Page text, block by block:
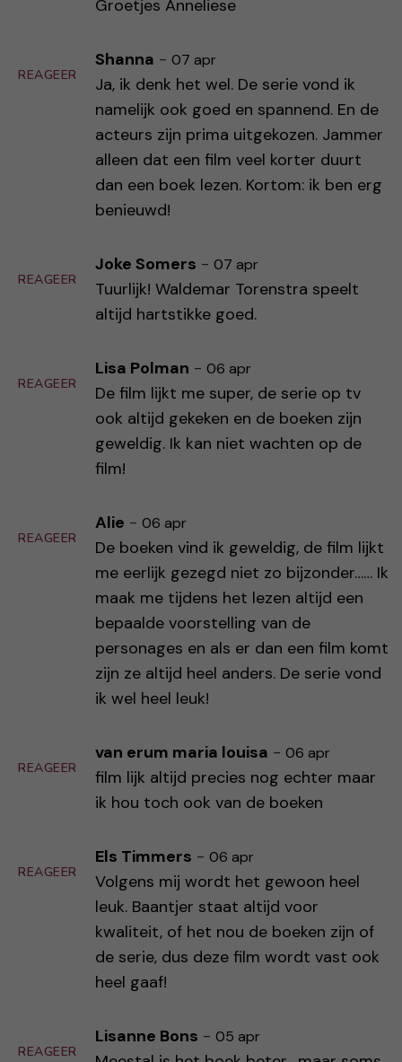
Groetjes Anneliese
REAGEER
Shanna - 07 apr
Ja, ik denk het wel. De serie vond ik
namelijk ook goed en spannend. En de
acteurs zijn prima uitgekozen. Jammer
alleen dat een film veel korter duurt
dan een boek lezen. Kortom: ik ben erg
benieuwd!
REAGEER
Joke Somers - 07 apr
Tuurlijk! Waldemar Torenstra speelt
altijd hartstikke goed.
REAGEER
Lisa Polman - 06 apr
De film lijkt me super, de serie op tv
ook altijd gekeken en de boeken zijn
geweldig. Ik kan niet wachten op de
film!
REAGEER
Alie - 06 apr
De boeken vind ik geweldig, de film lijkt
me eerlijk gezegd niet zo bijzonder…… Ik
maak me tijdens het lezen altijd een
bepaalde voorstelling van de
personages en als er dan een film komt
zijn ze altijd heel anders. De serie vond
ik wel heel leuk!
REAGEER
van erum maria louisa - 06 apr
film lijk altijd precies nog echter maar
ik hou toch ook van de boeken
REAGEER
Els Timmers - 06 apr
Volgens mij wordt het gewoon heel
leuk. Baantjer staat altijd voor
kwaliteit, of het nou de boeken zijn of
de serie, dus deze film wordt vast ook
heel gaaf!
REAGEER
Lisanne Bons - 05 apr